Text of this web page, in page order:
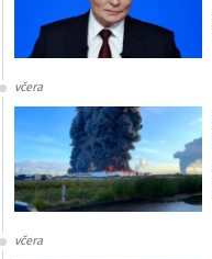
včera
včera